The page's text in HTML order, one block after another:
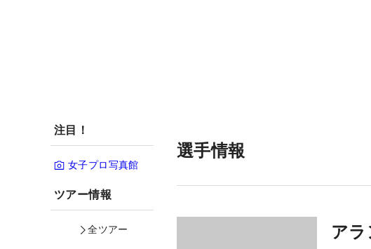
注目！
女子プロ写真館
ツアー情報
全ツアー
選手情報
ア